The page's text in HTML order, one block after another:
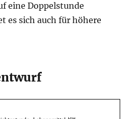
eine Doppelstunde
es sich auch für höhere